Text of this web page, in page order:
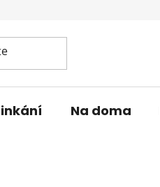
Na doma